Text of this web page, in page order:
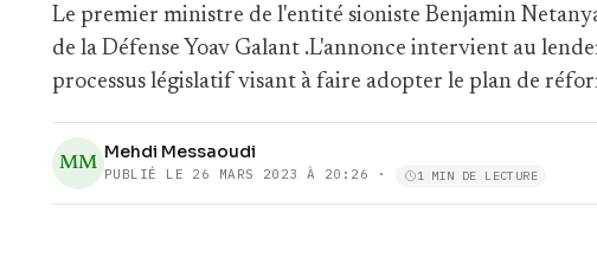
Le premier ministre de l'entité sioniste Benjamin
de la Défense Yoav Galant .L'annonce intervient au
processus législatif visant à faire adopter le plan de
MM
Mehdi Messaoudi
PUBLIÉ LE 26 MARS 2023 À 20:26 · 1 MIN DE LECTURE